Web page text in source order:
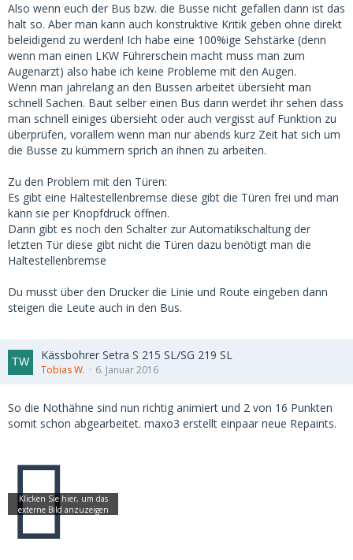
Also wenn euch der Bus bzw. die Busse nicht gefallen dann ist das
halt so. Aber man kann auch konstruktive Kritik geben ohne direkt
beleidigend zu werden! Ich habe eine 100%ige Sehstärke (denn
wenn man einen LKW Führerschein macht muss man zum
Augenarzt) also habe ich keine Probleme mit den Augen.
Wenn man jahrelang an den Bussen arbeitet übersieht man
schnell Sachen. Baut selber einen Bus dann werdet ihr sehen dass
man schnell einiges übersieht oder auch vergisst auf Funktion zu
überprüfen, vorallem wenn man nur abends kurz Zeit hat sich um
die Busse zu kümmern sprich an ihnen zu arbeiten.
Zu den Problem mit den Türen:
Es gibt eine Haltestellenbremse diese gibt die Türen frei und man
kann sie per Knopfdruck öffnen.
Dann gibt es noch den Schalter zur Automatikschaltung der
letzten Tür diese gibt nicht die Türen dazu benötigt man die
Haltestellenbremse
Du musst über den Drucker die Linie und Route eingeben dann
steigen die Leute auch in den Bus.
Kässbohrer Setra S 215 SL/SG 219 SL
Tobias W. 6. Januar 2016
So die Nothähne sind nun richtig animiert und 2 von 16 Punkten
somit schon abgearbeitet. maxo3 erstellt einpaar neue Repaints.